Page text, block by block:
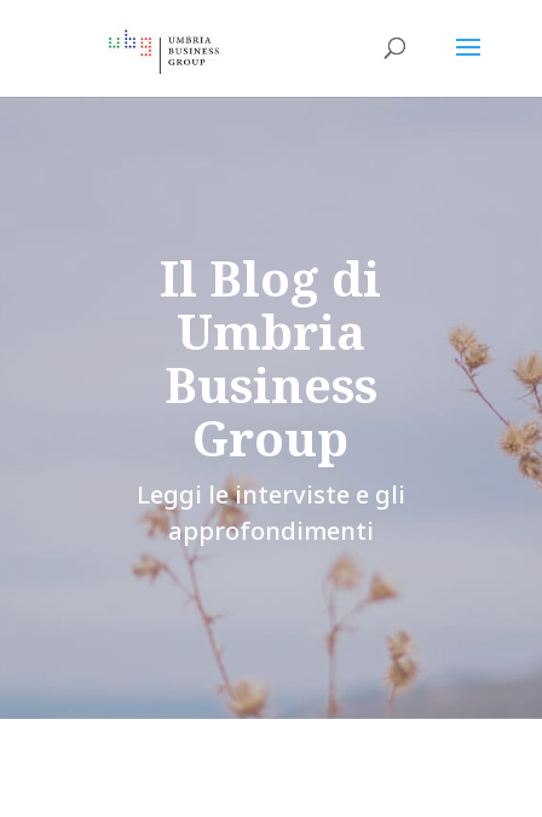
Il Blog di
Umbria
Business
Group
Leggi le interviste e gli
approfondimenti